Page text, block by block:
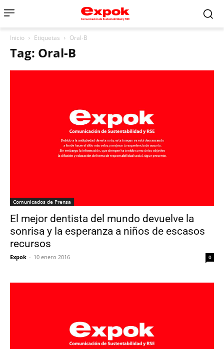
Inicio Etiquetas Oral-B
Tag: Oral-B
Comunicados de Prensa
El mejor dentista del mundo devuelve la
sonrisa y la esperanza a niños de escasos
recursos
Expok - 10 enero 2016 0